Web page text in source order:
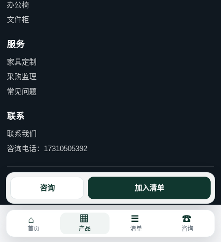
咨询 加入清单
办公椅
文件柜
服务
家具定制
采购监理
常见问题
联系
联系我们
咨询电话：17310505392
京ICP备15055597号-1 京公网安备110114000490号
首页 产品 清单 咨询